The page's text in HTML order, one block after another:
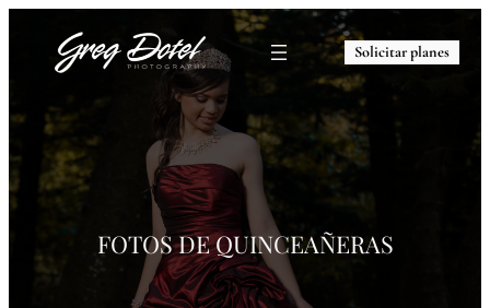
Solicitar planes
FOTOS DEQUINCEAÑERAS